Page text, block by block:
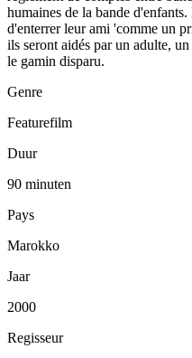
humaines de la bande
d'enterrer leur ami 'comme un
ils seront aidés par un adulte,
le gamin disparu.
Genre
Featurefilm
Duur
90 minuten
Pays
Marokko
Jaar
2000
Regisseur